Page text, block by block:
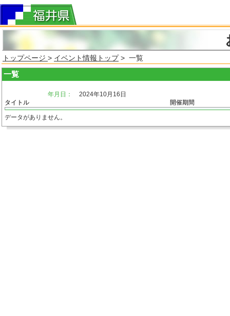
トップページ > イベント情報トップ> 一覧
一覧
年月日：
2024年10月16日
タイトル
開催期間
データがありません。